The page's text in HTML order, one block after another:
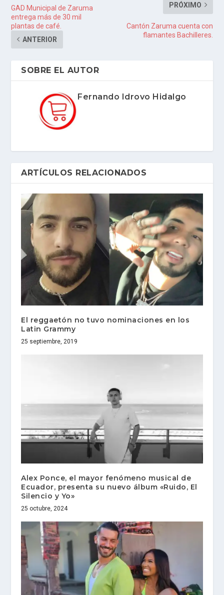
GAD Municipal de Zaruma
entrega más de 30 mil
plantas de café.
ANTERIOR
PRÓXIMO
Cantón Zaruma cuenta con
flamantes Bachilleres.
SOBRE EL AUTOR
Fernando Idrovo Hidalgo
ARTÍCULOS RELACIONADOS
El reggaetón no tuvo nominaciones en los
Latin Grammy
25 septiembre, 2019
Alex Ponce, el mayor fenómeno musical de
Ecuador, presenta su nuevo álbum «Ruido, El
Silencio y Yo»
25 octubre, 2024